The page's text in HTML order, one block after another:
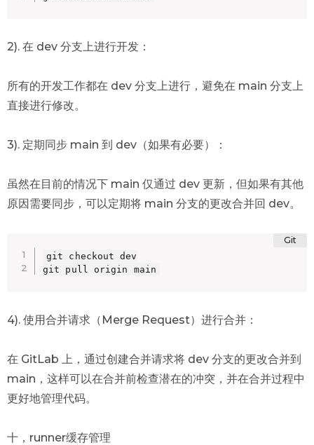
2). 在 dev 分支上进行开发：
所有的开发工作都在 dev 分支上进行，避免在 main 分支上
直接进行修改。
3). 定期同步 main 到 dev（如果有必要）：
虽然在目前的情况下 main 仅通过 dev 更新，但如果有其他
原因需要同步，可以定期将 main 分支的更改合并回 dev。
git checkout dev
git pull origin main
4). 使用合并请求（Merge Request）进行合并：
在 GitLab 上，通过创建合并请求将 dev 分支的更改合并到
main，这样可以在合并前检查潜在的冲突，并在合并过程中
更好地管理代码。
十，runner缓存管理